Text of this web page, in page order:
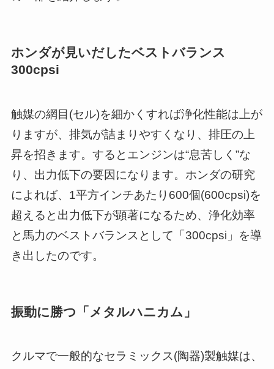
ホンダが見いだしたベストバランス
300cpsi
触媒の網目(セル)を細かくすれば浄化性能は上が
りますが、排気が詰まりやすくなり、排圧の上
昇を招きます。するとエンジンは“息苦しく”な
り、出力低下の要因になります。ホンダの研究
によれば、1平方インチあたり600個(600cpsi)を
超えると出力低下が顕著になるため、浄化効率
と馬力のベストバランスとして「300cpsi」を導
き出したのです。
振動に勝つ「メタルハニカム」
クルマで一般的なセラミックス(陶器)製触媒は、